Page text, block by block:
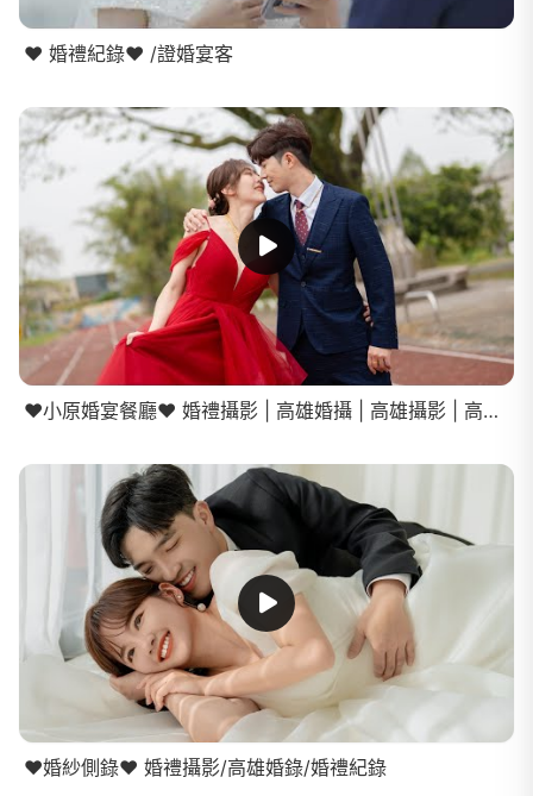
❤️ 婚禮紀錄❤️ /證婚宴客
❤️小原婚宴餐廳❤️ 婚禮攝影 | 高雄婚攝 | 高雄攝影 | 高雄婚禮紀錄
❤️婚紗側錄❤️ 婚禮攝影/高雄婚錄/婚禮紀錄